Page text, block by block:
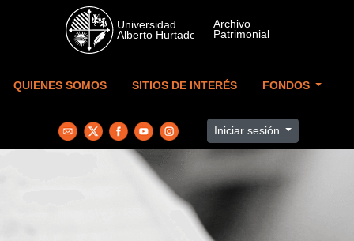
Skip to main content
QUIENES SOMOS SITIOS DE INTERÉS FONDOS
Iniciar sesión